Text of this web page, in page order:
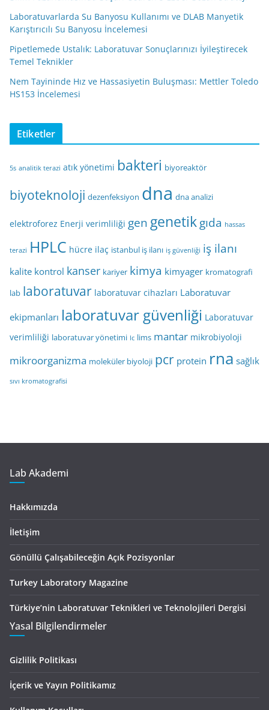
Laboratuvarlarda Su Banyosu Kullanımı ve DLAB Manyetik
Karıştırıcılı Su Banyosu İncelemesi
Pipetlemede Ustalık: Laboratuvar Sonuçlarınızı İyileştirecek
Temel Teknikler
Nem Tayininde Hız ve Hassasiyetin Buluşması: Mettler Toledo
HS153 İncelemesi
Etiketler
5s analitik terazi atık yönetimi bakteri biyoreaktör
biyoteknoloji dezenfeksiyon dna dna analizi
elektroforez Enerji verimliliği gen genetikgıda hassas
terazi HPLC hücre ilaç istanbul iş ilanı iş güvenliği iş ilanı
kalite kontrol kanser kariyer kimya kimyager kromatografi
lab laboratuvar laboratuvar cihazları Laboratuvar
ekipmanları laboratuvar güvenliği Laboratuvar
verimliliği laboratuvar yönetimi lc lims mantar mikrobiyoloji
mikroorganizma moleküler biyoloji pcr protein rna sağlık
sıvı kromatografisi
Lab Akademi
Hakkımızda
İletişim
Gönüllü Çalışabileceğin Açık Pozisyonlar
Turkey Laboratory Magazine
Türkiye’nin Laboratuvar Teknikleri ve Teknolojileri Dergisi
Yasal Bilgilendirmeler
Gizlilik Politikası
İçerik ve Yayın Politikamız